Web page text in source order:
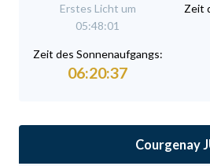
Erstes Licht um
05:48:01
Zeit des Sonnenaufgangs:
06:20:37
Zeit
Courgenay